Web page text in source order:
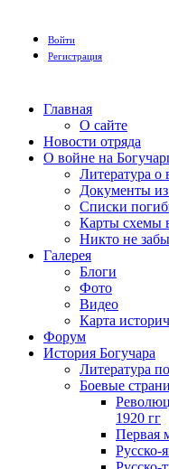
Войти
Регистрация
Главная
О сайте
Новости отряда
О войне на
Литература о
Документы
Списки
Карты схемы
Никто не
Галерея
Блоги
Фото
Видео
Карта
Форум
История Богучара
Литература
Боевые
1920 гг
Первая
Русско-